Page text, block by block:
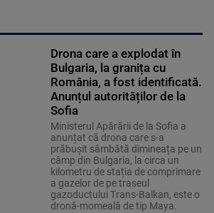
Drona care a explodat în
Bulgaria, la granița cu
România, a fost identificată.
Anunțul autorităților de la
Sofia
Ministerul Apărării de la Sofia a
anunțat că drona care s-a
prăbușit sâmbătă dimineața pe un
câmp din Bulgaria, la circa un
kilometru de stația de comprimare
a gazelor de pe traseul
gazoductului Trans-Balkan, este o
dronă-momeală de tip Maya.